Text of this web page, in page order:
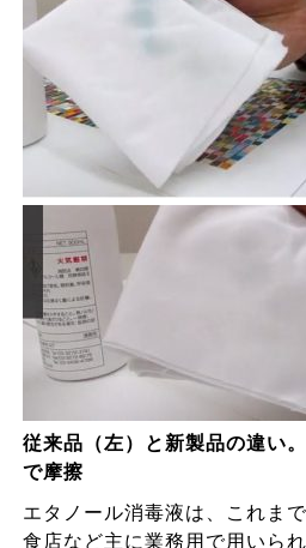
従来品（左）と新製品の違い
で摩擦
エタノール消毒液は、これま
食店など主に業務用で用いら